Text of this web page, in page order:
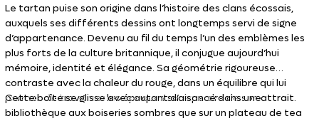
Le tartan puise son origine dans l’histoire des clans écossais,
auxquels ses différents dessins ont longtemps servi de signe
d’appartenance. Devenu au fil du temps l’un des emblèmes les
plus forts de la culture britannique, il conjugue aujourd’hui
mémoire, identité et élégance. Sa géométrie rigoureuse
contraste avec la chaleur du rouge, dans un équilibre qui lui
permet de traverser les époques sans perdre de son attrait.
Cette boîte se glisse avec autant d’aisance dans une
bibliothèque aux boiseries sombres que sur un plateau de tea